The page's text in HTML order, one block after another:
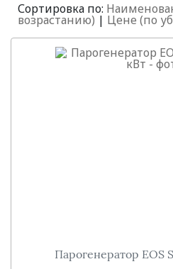
Сортировка по:
возрастанию) | Цене (по
Парогенератор EOS